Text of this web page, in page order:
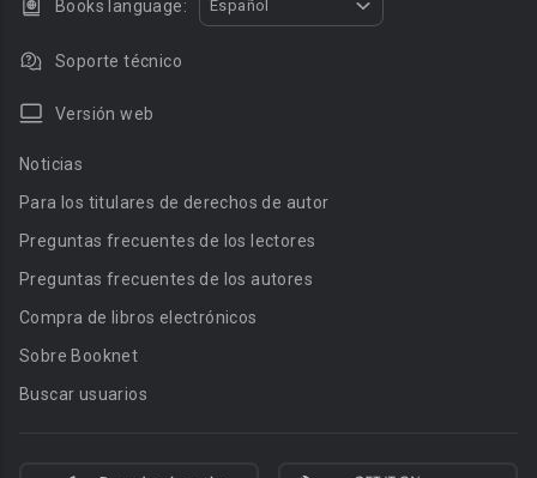
Books language: Español
Soporte técnico
Versión web
Noticias
Para los titulares de derechos de autor
Preguntas frecuentes de los lectores
Preguntas frecuentes de los autores
Compra de libros electrónicos
Sobre Booknet
Buscar usuarios